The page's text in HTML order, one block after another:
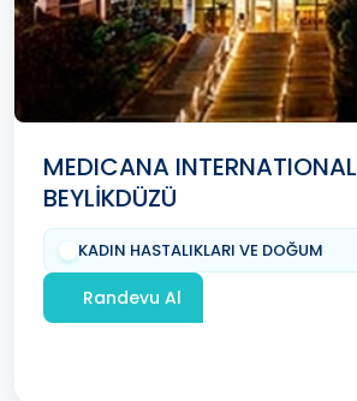
MEDICANA INTERNATIONAL
BEYLİKDÜZÜ
KADIN HASTALIKLARI VE DOĞUM
Randevu Al